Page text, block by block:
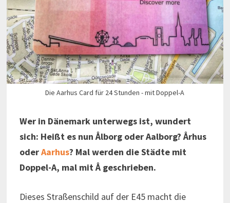
Die Aarhus Card für 24 Stunden - mit Doppel-A
Wer in Dänemark unterwegs ist, wundert
sich: Heißt es nun Ålborg oder Aalborg? Århus
oderAarhus? Mal werden die Städte mit
Doppel-A, mal mit Å geschrieben.
Dieses Straßenschild auf der E45 macht die